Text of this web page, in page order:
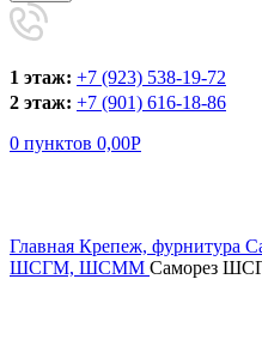
1 этаж: +7 (923) 538-19-72
2 этаж: +7 (901) 616-18-86
0 пунктов 0,00Р
Главная Крепеж, фурнитура
ШСГМ, ШСММ Саморез